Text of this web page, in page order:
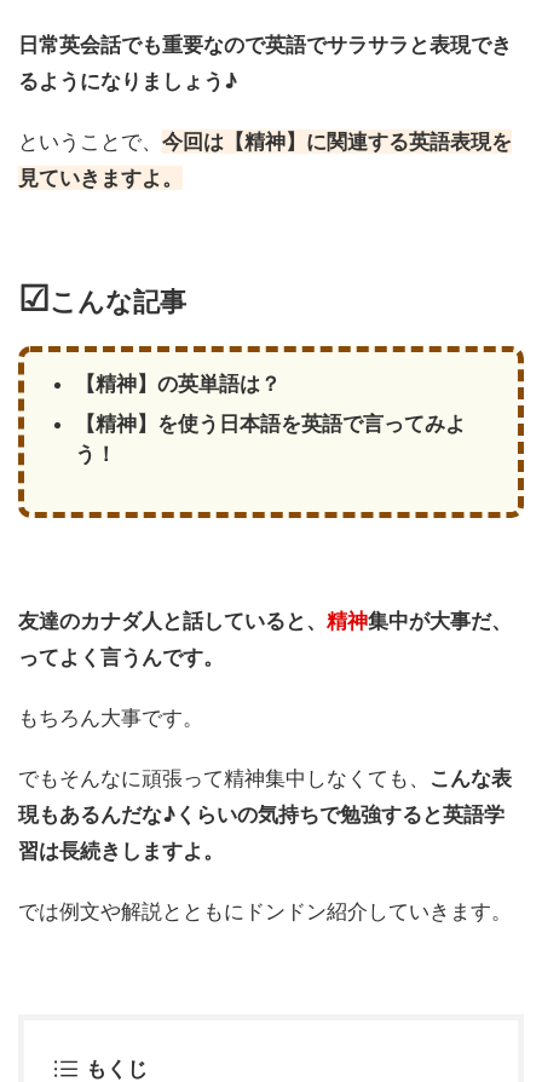
日常英会話でも重要なので英語でサラサラと表現でき
るようになりましょう♪
ということで、 今回は【精神】に関連する英語表現を
見ていきますよ。
☑こんな記事
【精神】の英単語は？
【精神】を使う日本語を英語で言ってみよ
う！
友達のカナダ人と話していると、 精神集中が大事だ、
ってよく言うんです。
もちろん大事です。
でもそんなに頑張って精神集中しなくても、 こんな表
現もあるんだな♪くらいの気持ちで勉強すると英語学
習は長続きしますよ。
では例文や解説とともにドンドン紹介していきます。
もくじ